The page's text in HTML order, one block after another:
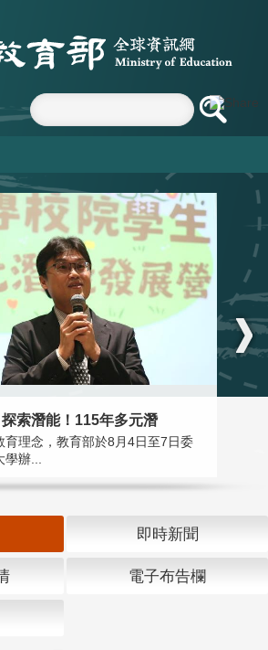
索潛能！115年多元潛
育理念，教育部於8月4日至7日委
辦...
即時新聞
電子布告欄